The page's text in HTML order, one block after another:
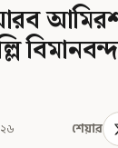
শেয়ার